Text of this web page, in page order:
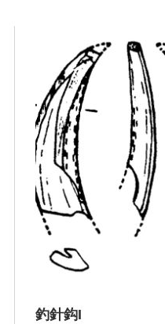
釣針鈎I